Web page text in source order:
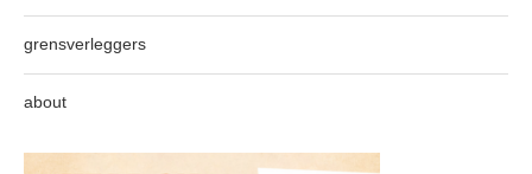
grensverleggers
about